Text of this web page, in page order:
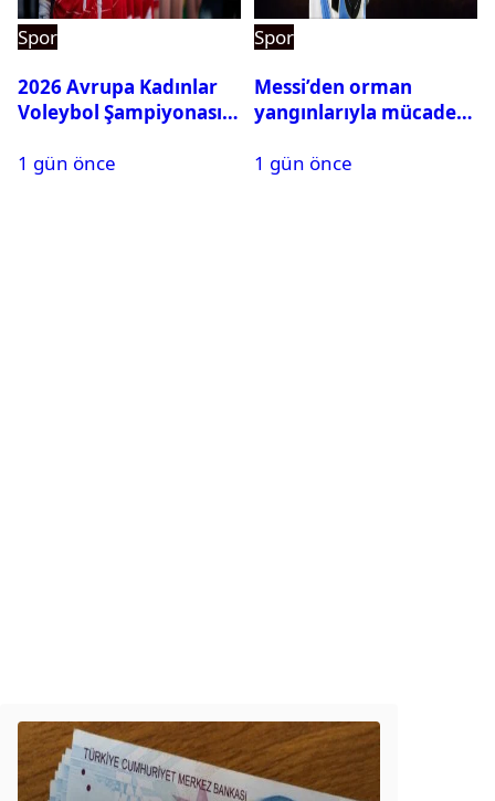
Spor
2026 Avrupa Kadınlar
Voleybol Şampiyonası
1 gün önce
Spor
Messi’den orman
yangınlarıyla mücadele
1 gün önce